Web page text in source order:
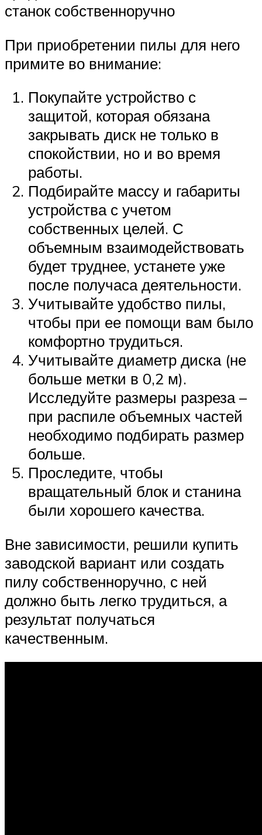
станок собственноручно
При приобретении пилы для него
примите во внимание:
Покупайте устройство с
защитой, которая обязана
закрывать диск не только в
спокойствии, но и во время
работы.
Подбирайте массу и габариты
устройства с учетом
собственных целей. С
объемным взаимодействовать
будет труднее, устанете уже
после получаса деятельности.
Учитывайте удобство пилы,
чтобы при ее помощи вам было
комфортно трудиться.
Учитывайте диаметр диска (не
больше метки в 0,2 м).
Исследуйте размеры разреза –
при распиле объемных частей
необходимо подбирать размер
больше.
Проследите, чтобы
вращательный блок и станина
были хорошего качества.
Вне зависимости, решили купить
заводской вариант или создать
пилу собственноручно, с ней
должно быть легко трудиться, а
результат получаться
качественным.